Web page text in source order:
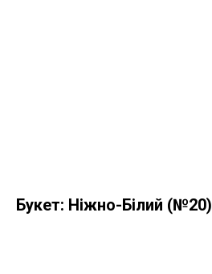
Букет: Ніжно-Білий (№20)